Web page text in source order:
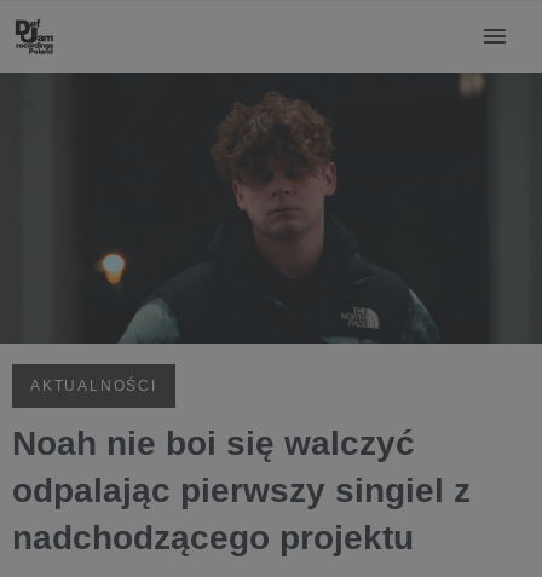
AKTUALNOŚCI
Noah nie boi się walczyć
odpalając pierwszy singiel z
nadchodzącego projektu